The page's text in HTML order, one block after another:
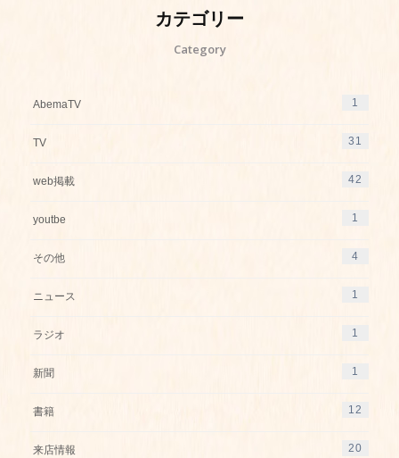
カテゴリー
Category
AbemaTV 1
TV 31
web掲載 42
youtbe 1
その他 4
ニュース 1
ラジオ 1
新聞 1
書籍 12
来店情報 20